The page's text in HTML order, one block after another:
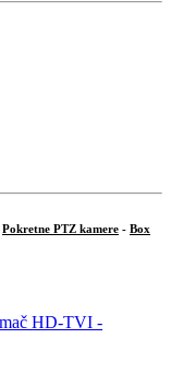
Pokretne PTZ kamere - Box